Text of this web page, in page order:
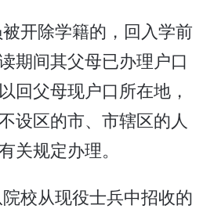
开除学籍的，回入学前
期间其父母已办理户口
回父母现户口所在地，
设区的市、市辖区的人
关规定办理。
校从现役士兵中招收的